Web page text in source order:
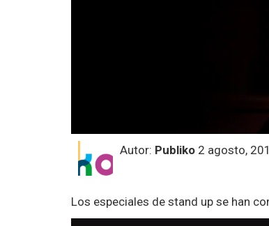
Autor: Publiko 2 agosto,
Los especiales de stand up se han